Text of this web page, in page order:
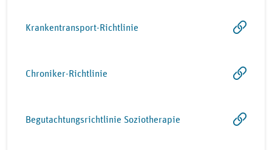
Krankentransport-Richtlinie
Chroniker-Richtlinie
Begutachtungsrichtlinie Soziotherapie